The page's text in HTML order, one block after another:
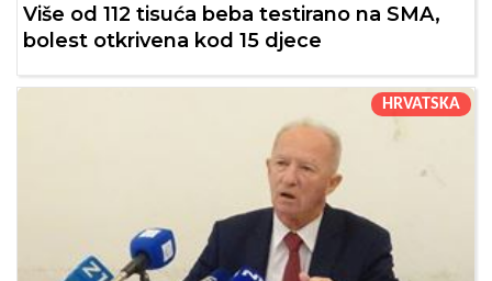
Više od 112 tisuća beba testirano na SMA,
bolest otkrivena kod 15 djece
HRVATSKA